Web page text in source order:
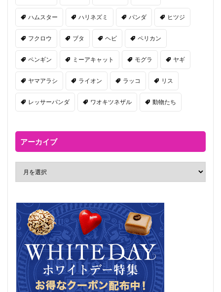
ハムスター ハリネズミ パンダ ヒツジ
フクロウ ブタ ヘビ ペリカン
ペンギン ミーアキャット モグラ ヤギ
ヤマアラシ ライオン ラッコ リス
レッサーパンダ ワオキツネザル 動物たち
アーカイブ